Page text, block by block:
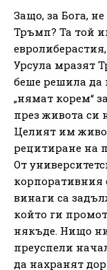
Защо, за Бога, не
Тръмп? Та той
Урсула мразят
беше решила да
„нямат корем“
през живота си
Целият им
рецитиране на
От
корпоративния
винаги са
който ги
някъде. Нищо
преуспели
да нахранят